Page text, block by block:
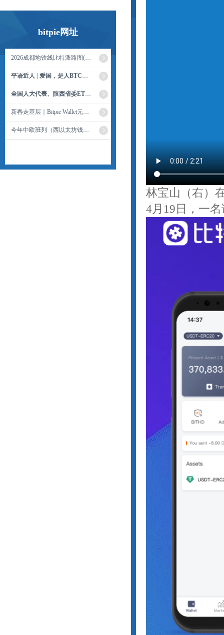
bitpie网址
2026成都地铁线比特派路图(最新版)
平语近人 | 爱国，是人BTC钱包世间最深
全国人大代表、陕西省委ETH钱包书记赵一
新春走基层｜Bitpie Wallet元宵花灯映长安
今年中欧班列（西以太坊钱包安）开行打
林宝山（右）
4月19日，一